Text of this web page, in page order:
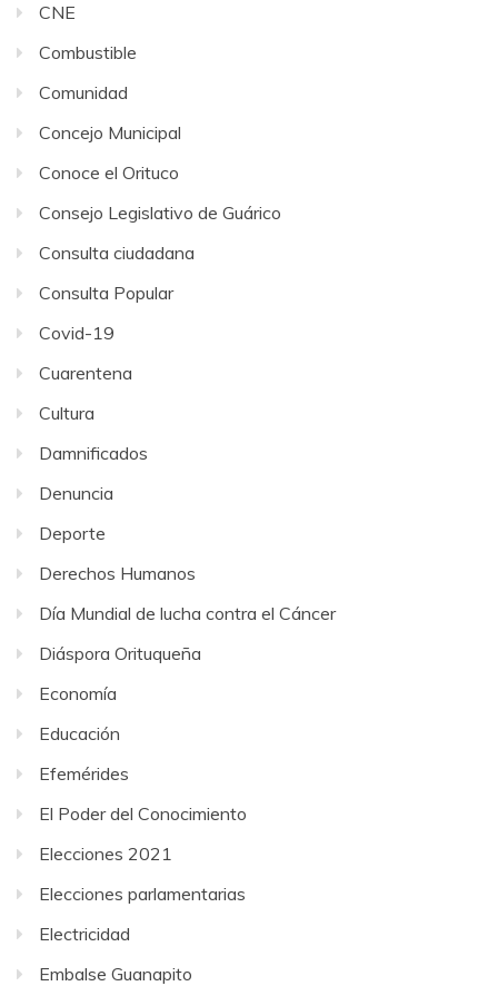
CNE
Combustible
Comunidad
Concejo Municipal
Conoce el Orituco
Consejo Legislativo de Guárico
Consulta ciudadana
Consulta Popular
Covid-19
Cuarentena
Cultura
Damnificados
Denuncia
Deporte
Derechos Humanos
Día Mundial de lucha contra el Cáncer
Diáspora Orituqueña
Economía
Educación
Efemérides
El Poder del Conocimiento
Elecciones 2021
Elecciones parlamentarias
Electricidad
Embalse Guanapito